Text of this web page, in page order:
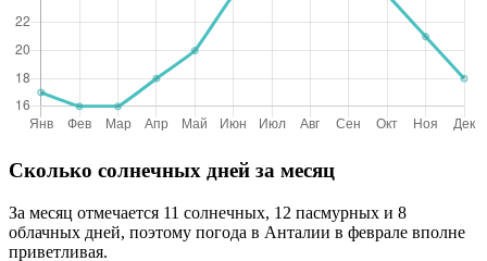
Сколько солнечных дней за месяц
За месяц отмечается 11 солнечных, 12 пасмурных и 8
облачных дней, поэтому погода в Анталии в феврале вполне
приветливая.